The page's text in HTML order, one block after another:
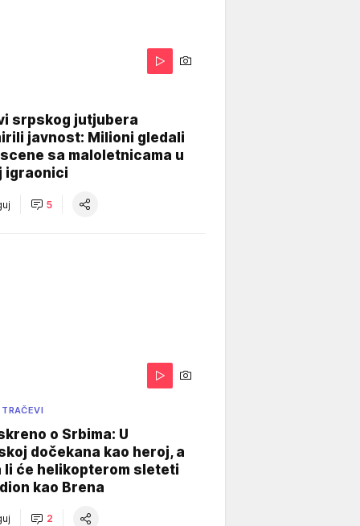
srpskog jutjubera
javnost: Milioni gledali
sa maloletnicama u
igraonici
5
o Srbima: U
dočekana kao heroj, a
li će helikopterom sleteti
kao Brena
2